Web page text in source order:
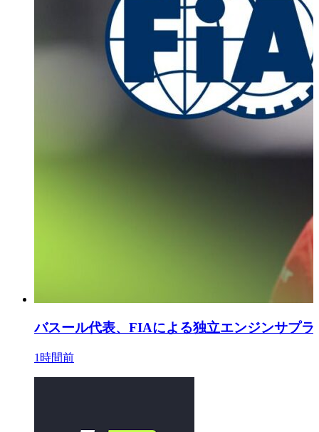
バスール代表、FIAによる独立エンジンサプ
1時間前